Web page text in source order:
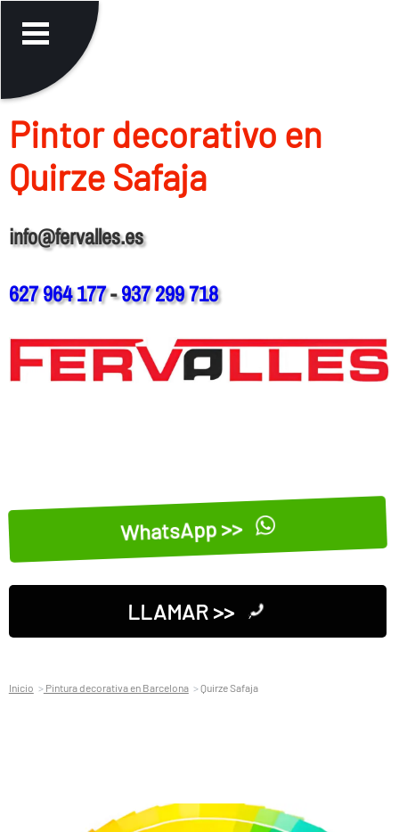
Pintor decorativo en
Quirze Safaja
info@fervalles.es
627 964 177-937 299 718
WhatsApp >>
LLAMAR >>
Inicio Pintura decorativa en Barcelona Quirze Safaja